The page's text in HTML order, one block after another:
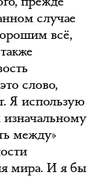
случае
всё,
слово,
Я использую
изначальному
между»
мира. И я бы